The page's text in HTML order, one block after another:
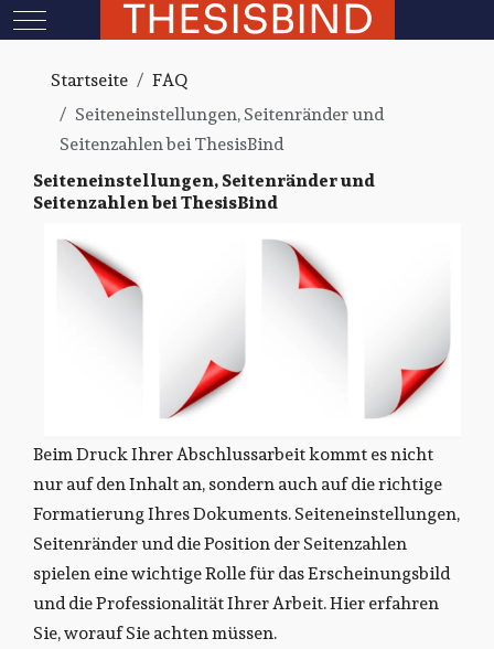
Mobile Menu ToggleTHESISBIND
Startseite
FAQ
Seiteneinstellungen, Seitenränder und
Seitenzahlen bei ThesisBind
Seiteneinstellungen, Seitenränder und
Seitenzahlen bei ThesisBind
Beim Druck Ihrer Abschlussarbeit kommt es nicht
nur auf den Inhalt an, sondern auch auf die richtige
Formatierung Ihres Dokuments. Seiteneinstellungen,
Seitenränder und die Position der Seitenzahlen
spielen eine wichtige Rolle für das Erscheinungsbild
und die Professionalität Ihrer Arbeit. Hier erfahren
Sie, worauf Sie achten müssen.